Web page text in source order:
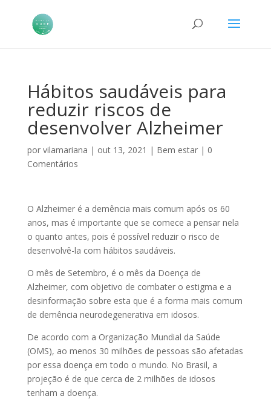
Hábitos saudáveis para
reduzir riscos de
desenvolver Alzheimer
por vilamariana | out 13, 2021 | Bem estar| 0
Comentários
O Alzheimer é a demência mais comum após os 60
anos, mas é importante que se comece a pensar nela
o quanto antes, pois é possível reduzir o risco de
desenvolvê-la com hábitos saudáveis.
O mês de Setembro, é o mês da Doença de
Alzheimer, com objetivo de combater o estigma e a
desinformação sobre esta que é a forma mais comum
de demência neurodegenerativa em idosos.
De acordo com a Organização Mundial da Saúde
(OMS), ao menos 30 milhões de pessoas são afetadas
por essa doença em todo o mundo. No Brasil, a
projeção é de que cerca de 2 milhões de idosos
tenham a doença.